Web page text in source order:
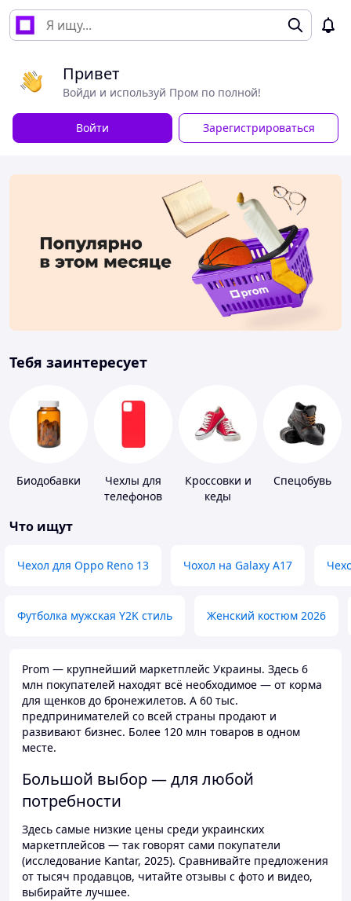
Привет
Войди и используй Пром по полной!
Войти Зарегистрироваться
Тебя заинтересует
Биодобавки
Чехлы для
телефонов
Кроссовки и
кеды
Спецобувь
Что ищут
Чехол для Oppo Reno 13 Чохол на Galaxy A17
Футболка мужская Y2K стиль Женский костюм 2026
Prom — крупнейший маркетплейс Украины. Здесь 6
млн покупателей находят всё необходимое — от корма
для щенков до бронежилетов. А 60 тыс.
предпринимателей со всей страны продают и
развивают бизнес. Более 120 млн товаров в одном
месте.
Большой выбор — для любой
потребности
Здесь самые низкие цены среди украинских
маркетплейсов — так говорят сами покупатели
(исследование Kantar, 2025). Сравнивайте предложения
от тысяч продавцов, читайте отзывы с фото и видео,
выбирайте лучшее.